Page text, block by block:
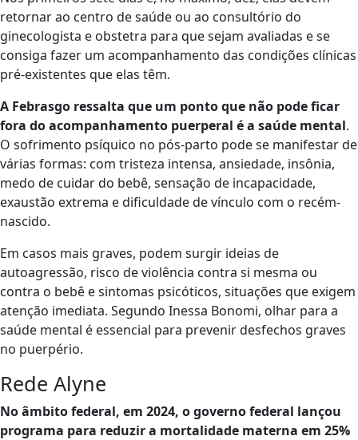
retornar ao centro de saúde ou ao consultório do
ginecologista e obstetra para que sejam avaliadas e se
consiga fazer um acompanhamento das condições clínicas
pré-existentes que elas têm.
A Febrasgo ressalta que um ponto que não pode ficar
fora do acompanhamento puerperal é a saúde mental.
O sofrimento psíquico no pós-parto pode se manifestar de
várias formas: com tristeza intensa, ansiedade, insônia,
medo de cuidar do bebê, sensação de incapacidade,
exaustão extrema e dificuldade de vínculo com o recém-
nascido.
Em casos mais graves, podem surgir ideias de
autoagressão, risco de violência contra si mesma ou
contra o bebê e sintomas psicóticos, situações que exigem
atenção imediata. Segundo Inessa Bonomi, olhar para a
saúde mental é essencial para prevenir desfechos graves
no puerpério.
Rede Alyne
No âmbito federal, em 2024, o governo federal lançou
programa para reduzir a mortalidade materna em 25%